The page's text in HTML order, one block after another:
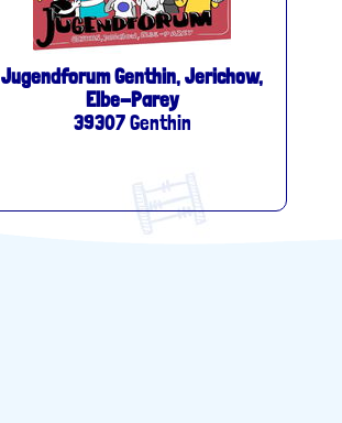
Jugendforum Genthin, Jerichow,
Elbe-Parey
39307 Genthin